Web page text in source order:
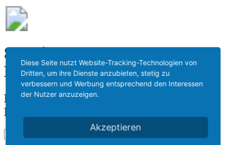
Städtisches Bestattungswesen
Meißen
Krematorium Meißen · Bestattung
Meißen · Bestattungsinstitut Meißen
Diese Seite nutzt Website-Tracking-Technologien von
Dritten, um ihre Dienste anzubieten, stetig zu
verbessern und Werbung entsprechend den Interessen
der Nutzer anzuzeigen.
Akzeptieren